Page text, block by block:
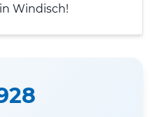
Windisch!